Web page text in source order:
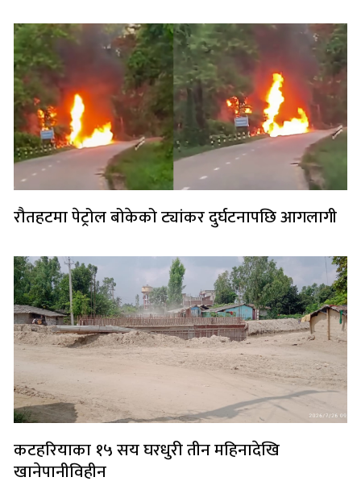
रौतहटमा पेट्रोल बोकेको ट्यांकर दुर्घटनापछि आगलागी
कटहरियाका १५ सय घरधुरी तीन महिनादेखि
खानेपानीविहीन